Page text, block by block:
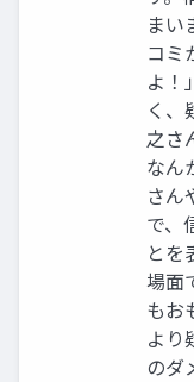
まい
コミ
よ！
く、
之さ
なん
さん
で、
とを
場面
もお
より
のダ